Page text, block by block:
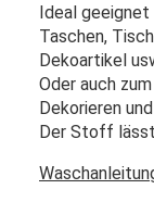
Ideal geeignet
Taschen,
Dekoartikel
Oder auch
Dekorieren
Der Stoff